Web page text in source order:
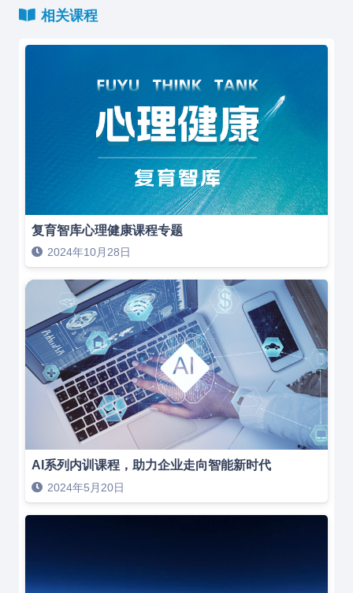
相关课程
复育智库心理健康课程专题
2024年10月28日
AI系列内训课程，助力企业走向智能新时代
2024年5月20日